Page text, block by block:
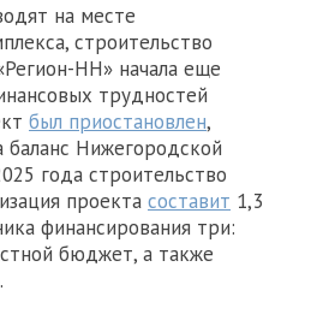
на месте
строительство
НН» начала еще
трудностей
был приостановлен,
Нижегородской
года строительство
проекта составит 1,3
финансирования три:
бюджет, а также